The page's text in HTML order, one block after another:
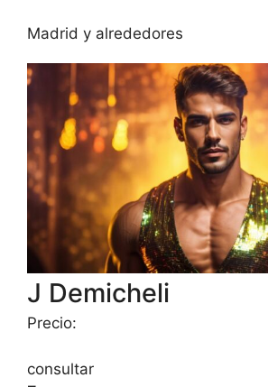
Madrid y alrededores
J Demicheli
Precio:
consultar